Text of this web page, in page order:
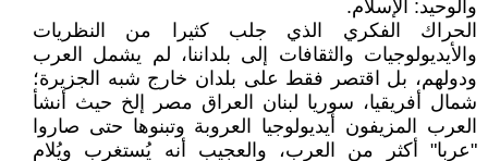
والوحيد: الإسلام.
الحراك الفكري الذي جلب كثيرا من النظريات
والأيديولوجيات والثقافات إلى بلداننا، لم يشمل العرب
ودولهم، بل اقتصر فقط على بلدان خارج شبه الجزيرة؛
شمال أفريقيا، سوريا لبنان العراق مصر إلخ حيث أنشأ
العرب المزيفون أيديولوجيا العروبة وتبنوها حتى صاروا
"عربا" أكثر من العرب، والعجيب أنه يُستغرب ويُلام